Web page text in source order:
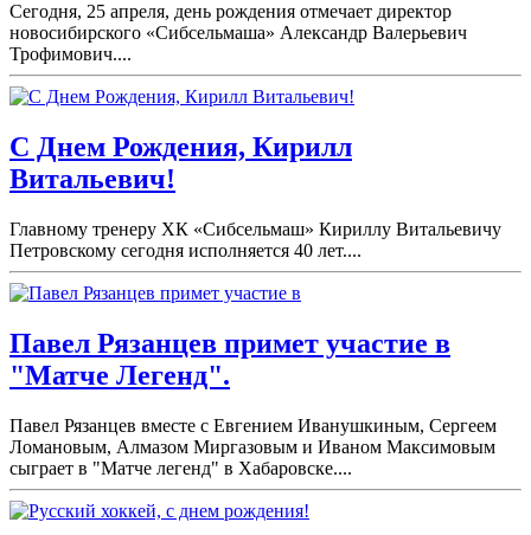
Сегодня, 25 апреля, день рождения отмечает директор
новосибирского «Сибсельмаша» Александр Валерьевич
Трофимович....
С Днем Рождения, Кирилл
Витальевич!
Главному тренеру ХК «Сибсельмаш» Кириллу Витальевичу
Петровскому сегодня исполняется 40 лет....
Павел Рязанцев примет участие в
"Матче Легенд".
Павел Рязанцев вместе с Евгением Иванушкиным, Сергеем
Ломановым, Алмазом Миргазовым и Иваном Максимовым
сыграет в "Матче легенд" в Хабаровске....